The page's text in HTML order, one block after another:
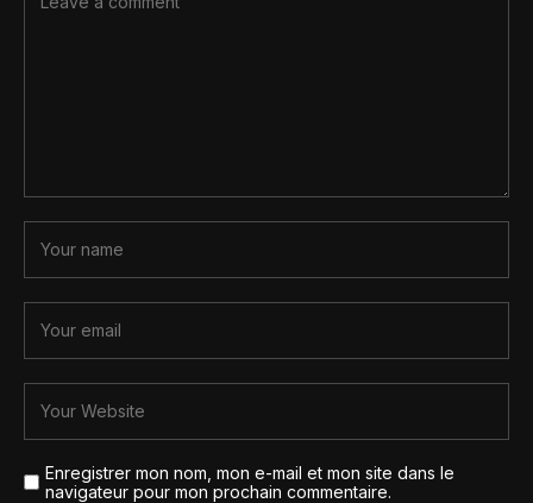
Enregistrer mon nom, mon e-mail et mon site dans le
navigateur pour mon prochain commentaire.